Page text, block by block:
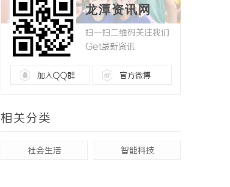
龙潭资讯网
扫一扫二维码关注我们
Get最新资讯
加入QQ群 官方微博
相关分类
社会生活 智能科技